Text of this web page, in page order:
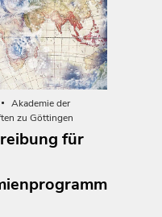
Akademie der
zu Göttingen
für